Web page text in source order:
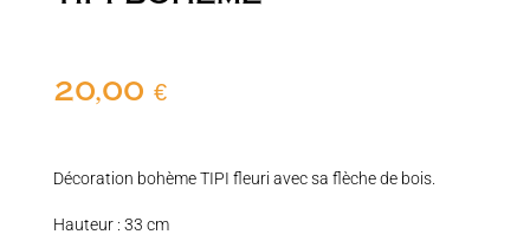
20,00 €
Décoration bohème TIPI fleuri avec sa flèche de bois.
Hauteur : 33 cm